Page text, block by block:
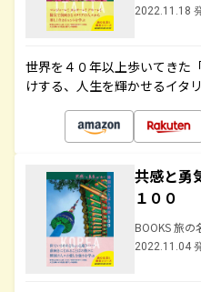
2022.11.18
世界を４０年以上歩いてきた
けする、人生を輝かせるイタ
共感と勇
１００
BOOKS 旅の
2022.11.04